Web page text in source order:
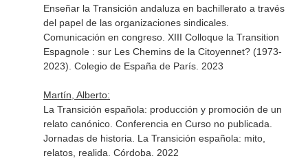
Enseñar la Transición andaluza en bachillerato a través
del papel de las organizaciones sindicales.
Comunicación en congreso. XIII Colloque la Transition
Espagnole : sur Les Chemins de la Citoyennet? (1973-
2023). Colegio de España de París. 2023
Martín, Alberto:
La Transición española: producción y promoción de un
relato canónico. Conferencia en Curso no publicada.
Jornadas de historia. La Transición española: mito,
relatos, realida. Córdoba. 2022